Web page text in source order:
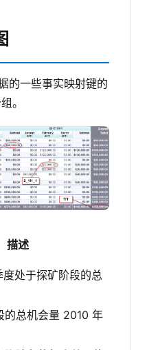
的一些事实映射键的
。
描述
处于探矿阶段的总
的总机会量 2010 年